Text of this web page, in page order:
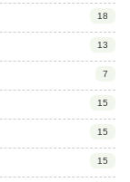
18
13
7
15
15
15